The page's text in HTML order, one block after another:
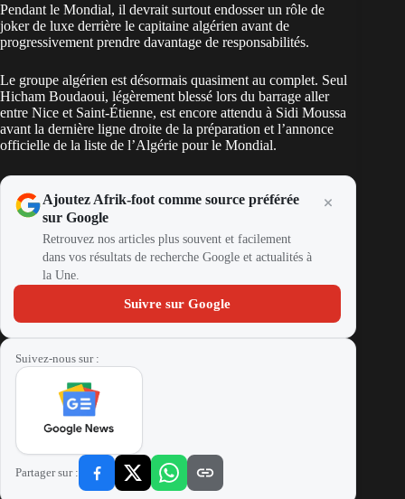
Pendant le Mondial, il devrait surtout endosser un rôle de
joker de luxe derrière le capitaine algérien avant de
progressivement prendre davantage de responsabilités.
Le groupe algérien est désormais quasiment au complet. Seul
Hicham Boudaoui, légèrement blessé lors du barrage aller
entre Nice et Saint-Étienne, est encore attendu à Sidi Moussa
avant la dernière ligne droite de la préparation et l’annonce
officielle de la liste de l’Algérie pour le Mondial.
Ajoutez Afrik-foot comme source préférée
sur Google
Retrouvez nos articles plus souvent et facilement
dans vos résultats de recherche Google et actualités à
la Une.
Suivre sur Google
Suivez-nous sur :
Partager sur :